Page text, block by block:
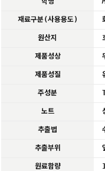
재료구분(사용용도)
원산지
제품성상
제품성질
주성분
노트
추출법
추출부위
원료함량